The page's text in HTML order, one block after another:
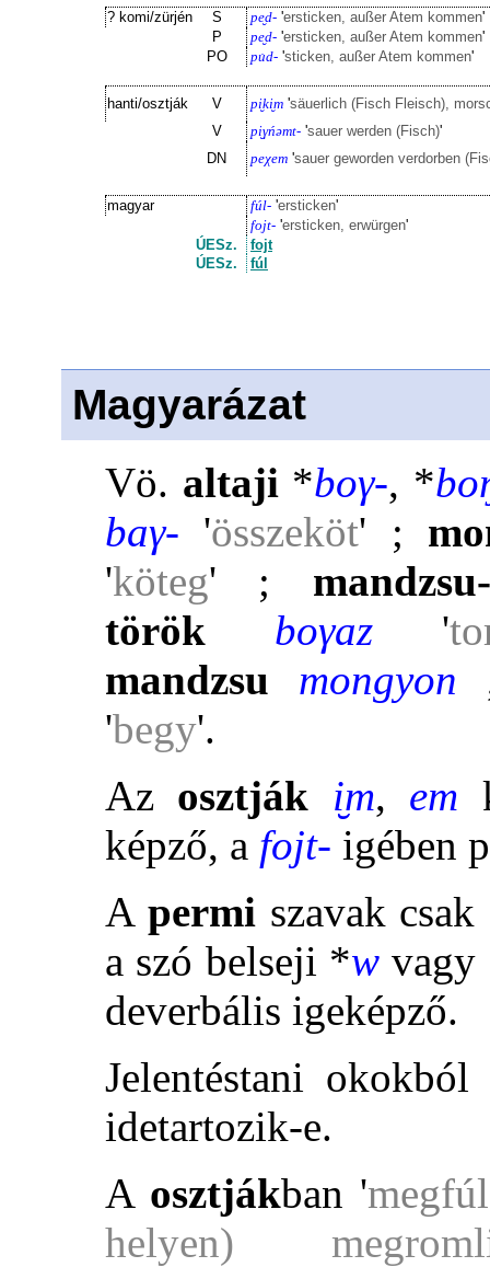
? komi/zürjén S pe̮d- 'ersticken, außer Atem kommen'
P
pe̮d- 'ersticken, außer Atem kommen'
PO
pu̇d- 'sticken, außer Atem kommen'
hanti/osztják V pi̮ki̮m 'säuerlich (Fisch Fleisch),
V
pi̮γńəmt- 'sauer werden (Fisch)'
DN
peχem 'sauer geworden verdorben
magyar fúl- 'ersticken'
fojt- 'ersticken, erwürgen'
ÚESz.
fojt
ÚESz.
fúl
Magyarázat
Vö. altaji *boγ-, *
baγ- 'összeköt' ;
'köteg' ;
török
boγaz '
mandzsu
mongyon
'begy'.
Az osztják i̮m, em
képző, a fojt- igében
A permi szavak
a szó belseji *w
deverbális igeképző.
Jelentéstani
idetartozik-e.
A osztjákban 'megfúl
helyen)